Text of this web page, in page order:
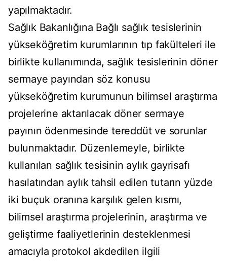
yapılmaktadır.
Sağlık Bakanlığına Bağlı sağlık tesislerinin
yükseköğretim kurumlarının tıp fakülteleri ile
birlikte kullanımında, sağlık tesislerinin döner
sermaye payından söz konusu
yükseköğretim kurumunun bilimsel araştırma
projelerine aktarılacak döner sermaye
payının ödenmesinde tereddüt ve sorunlar
bulunmaktadır. Düzenlemeyle, birlikte
kullanılan sağlık tesisinin aylık gayrisafı
hasılatından aylık tahsil edilen tutarın yüzde
iki buçuk oranına karşılık gelen kısmı,
bilimsel araştırma projelerinin, araştırma ve
geliştirme faaliyetlerinin desteklenmesi
amacıyla protokol akdedilen ilgili